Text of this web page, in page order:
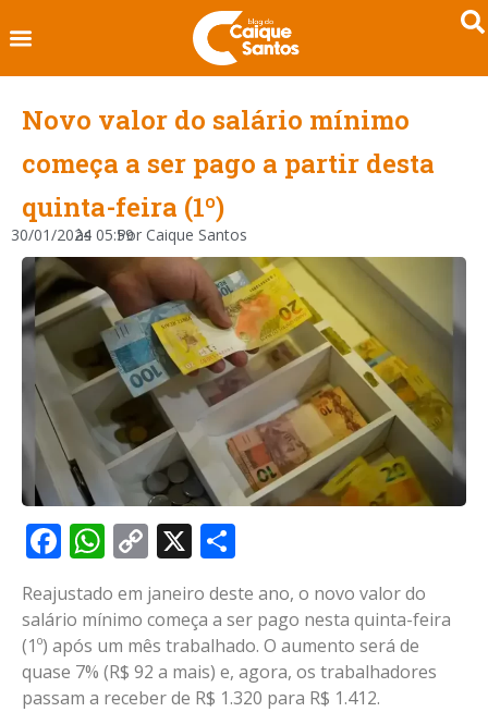
Novo valor do salário mínimo
começa a ser pago a partir desta
quinta-feira (1º)
30/01/2024
às 05:59
Por Caique Santos
Facebook
WhatsApp
Copy
Link
X
Reajustado em janeiro deste ano, o novo valor do
salário mínimo começa a ser pago nesta quinta-feira
(1º) após um mês trabalhado. O aumento será de
quase 7% (R$ 92 a mais) e, agora, os trabalhadores
passam a receber de R$ 1.320 para R$ 1.412.